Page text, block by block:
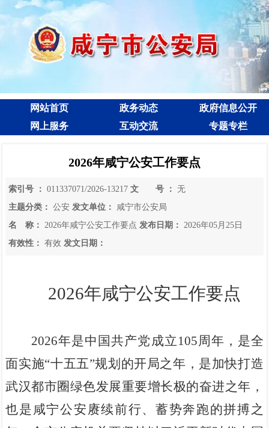
网站首页 政务动态
政府信息公开
网上服务
互动交流 专题专栏
2026年咸宁公安工作要点
索引号 ： 011337071/2026-13217 文 号 ：
无
主题分类：
公安 发文单位：
咸宁市公安局
名 称：
2026年咸宁公安工作要点 发布日期：
2026年05月25日
有效性：
有效 发文日期：
2026年咸宁公安工作要点
2026年是中国共产党成立105周年，是全
面实施“十五五”规划的开局之年 ，是加快打造
武汉都市圈绿色发展重要增长极的奋进之年，
也是咸宁公安 赓续前行、蓄势奔跑的拼搏之